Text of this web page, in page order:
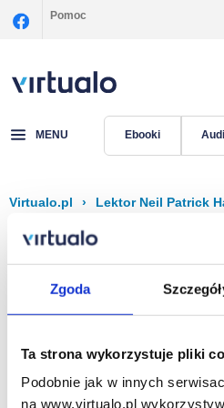
Zgoda
Ta strona wykorzystuje pliki
Podobnie jak w innych
na www.virtualo.pl
Pomoc
MENU Ebooki
Virtualo.pl › Lektor Neil Patrick
Filtruj